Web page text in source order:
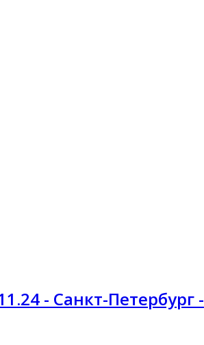
- Санкт-Петербург -